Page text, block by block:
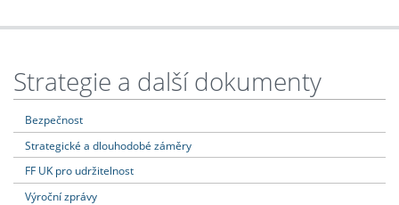
Strategie a další dokumenty
Bezpečnost
Strategické a dlouhodobé záměry
FF UK pro udržitelnost
Výroční zprávy